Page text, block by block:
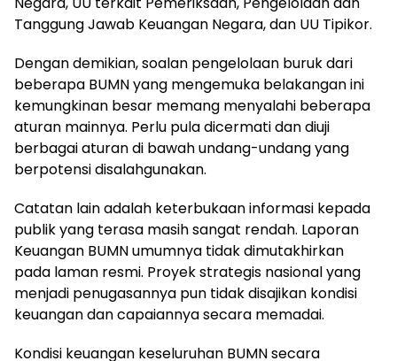
Tanggung Jawab Keuangan Negara, dan UU Tipikor.
Dengan demikian, soalan pengelolaan buruk dari
beberapa BUMN yang mengemuka belakangan ini
kemungkinan besar memang menyalahi beberapa
aturan mainnya. Perlu pula dicermati dan diuji
berbagai aturan di bawah undang-undang yang
berpotensi disalahgunakan.
Catatan lain adalah keterbukaan informasi kepada
publik yang terasa masih sangat rendah. Laporan
Keuangan BUMN umumnya tidak dimutakhirkan
pada laman resmi. Proyek strategis nasional yang
menjadi penugasannya pun tidak disajikan kondisi
keuangan dan capaiannya secara memadai.
Kondisi keuangan keseluruhan BUMN secara